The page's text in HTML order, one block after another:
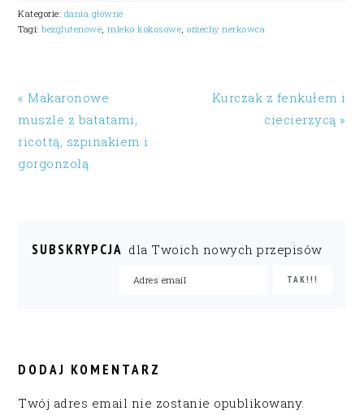
Kategorie: dania główne
Tagi:bezglutenowe ,mleko kokosowe ,orzechy nerkowca
« Makaronowe
muszle z batatami,
ricottą, szpinakiem i
gorgonzolą
Kurczak z fenkułem i
ciecierzycą »
SUBSKRYPCJA dla Twoich nowych przepisów
INTERACTIONS
DODAJ KOMENTARZ
Twój adres email nie zostanie opublikowany.